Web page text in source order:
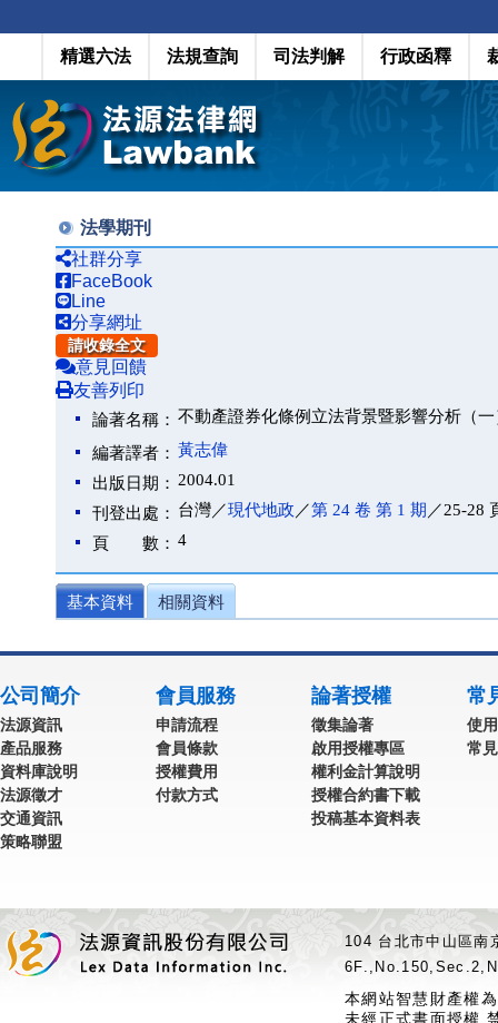
精選六法 法規查詢 司法判解 行政函釋
法學期刊
社群分享
FaceBook
Line
分享網址
請收錄全文
意見回饋
友善列印
論著名稱： 不動產證券化條例立法背景暨影響分析（一
編著譯者： 黃志偉
出版日期： 2004.01
刊登出處： 台灣／現代地政 ／第 24 卷 第 1 期 ／25-28
頁 數： 4
基本資料 相關資料
公司簡介
法源資訊
產品服務
資料庫說明
法源徵才
交通資訊
策略聯盟
會員服務
申請流程
會員條款
授權費用
付款方式
論著授權
徵集論著
啟用授權專區
權利金計算說明
授權合約書下載
投稿基本資料表
常
使
常
104 台北市中山區
本網站智慧財產權
未經正式書面授權